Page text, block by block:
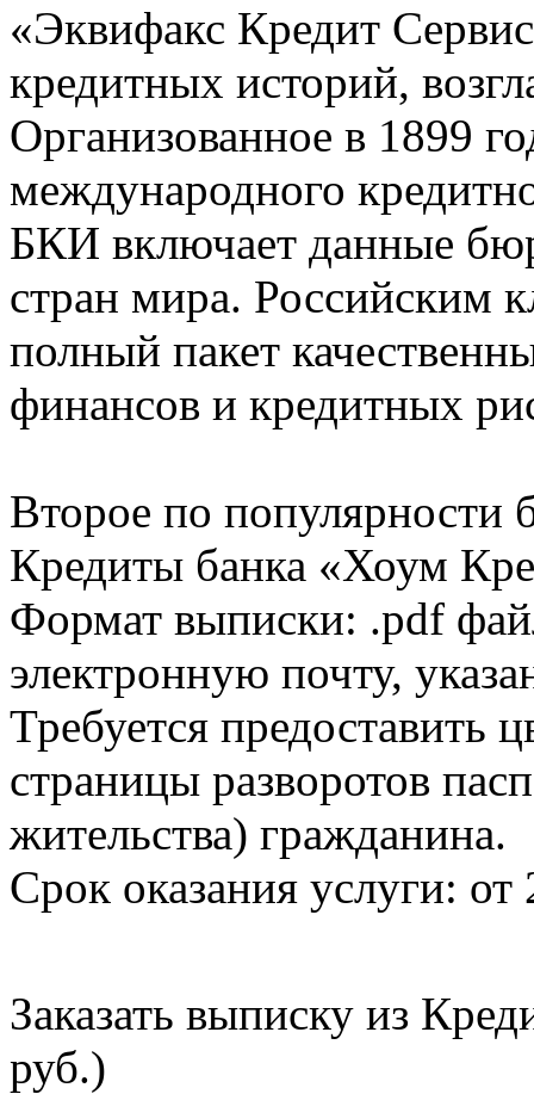
«Эквифакс Кредит
кредитных историй,
Организованное в 1899
международного
БКИ включает данные
стран мира. Российским
полный пакет
финансов и кредитных
Второе по популярности
Кредиты банка «Хоум
Формат выписки: .pdf
электронную почту,
Требуется предоставить
страницы разворотов
жительства) гражданина.
Срок оказания услуги: от
Заказать выписку из
руб.)